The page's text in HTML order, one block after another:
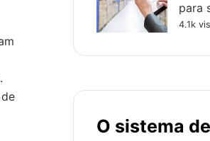
para
4.1k
O sistema